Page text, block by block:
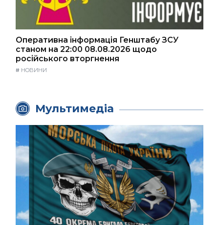
Оперативна інформація Генштабу ЗСУ
станом на 22:00 08.08.2026 щодо
російського вторгнення
# НОВИНИ
Мультимедіа